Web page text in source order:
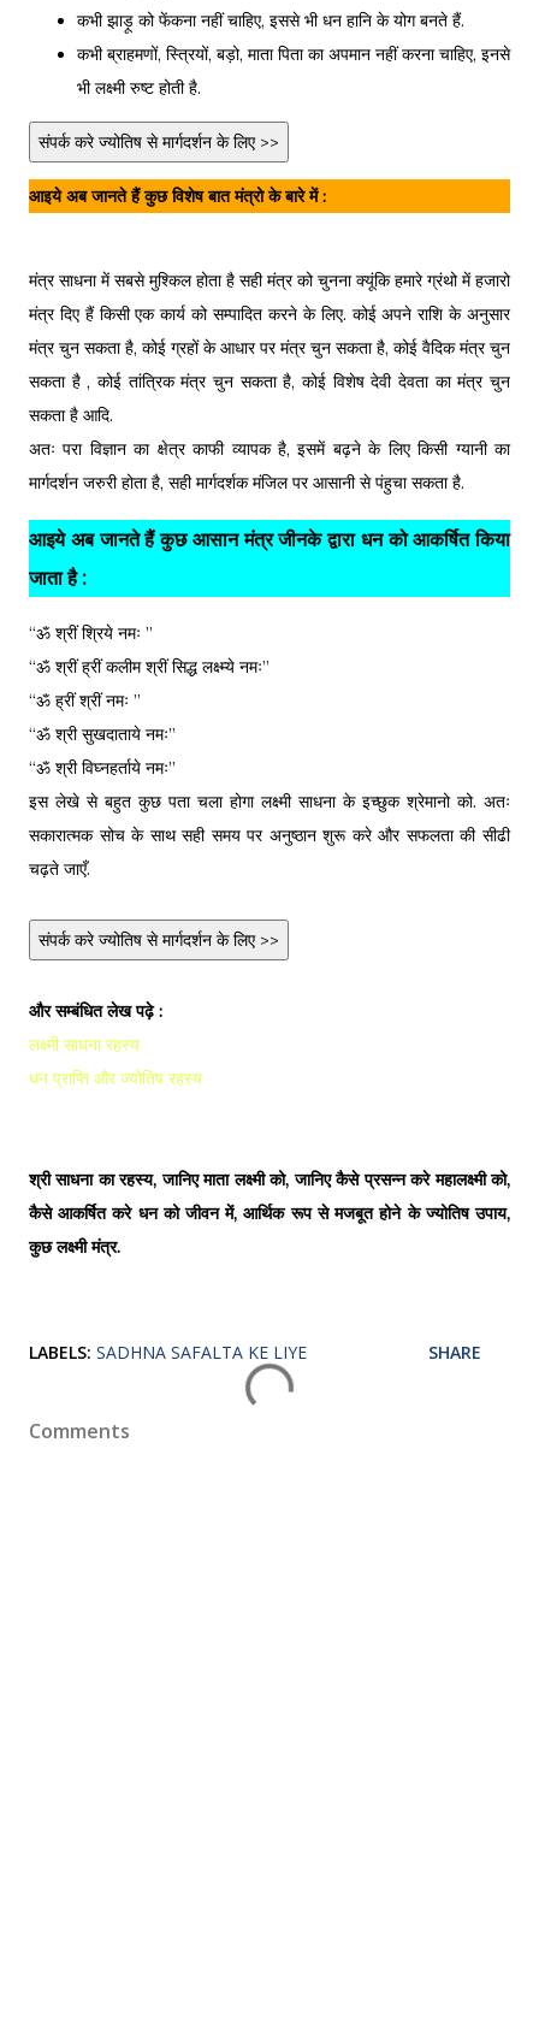
कभी झाड़ू को फेंकना नहीं चाहिए, इससे भी धन हानि के योग बनते हैं.
कभी ब्राहमणों, स्त्रियों, बड़ो, माता पिता का अपमान नहीं करना चाहिए, इनसे
भी लक्ष्मी रुष्ट होती है.
संपर्क करे ज्योतिष से मार्गदर्शन के लिए >>
आइये अब जानते हैं कुछ विशेष बात मंत्रो के बारे में :
मंत्र साधना में सबसे मुश्किल होता है सही मंत्र को चुनना क्यूंकि हमारे ग्रंथो में हजारो
मंत्र दिए हैं किसी एक कार्य को सम्पादित करने के लिए. कोई अपने राशि के अनुसार
मंत्र चुन सकता है, कोई ग्रहों के आधार पर मंत्र चुन सकता है, कोई वैदिक मंत्र चुन
सकता है , कोई तांत्रिक मंत्र चुन सकता है, कोई विशेष देवी देवता का मंत्र चुन
सकता है आदि.
अतः परा विज्ञान का क्षेत्र काफी व्यापक है, इसमें बढ़ने के लिए किसी ग्यानी का
मार्गदर्शन जरुरी होता है, सही मार्गदर्शक मंजिल पर आसानी से पंहुचा सकता है.
आइये अब जानते हैं कुछ आसान मंत्र जीनके द्वारा धन को आकर्षित किया
जाता है :
“ॐ श्रीं श्रिये नमः ”
“ॐ श्रीं ह्रीं कलीम श्रीं सिद्ध लक्ष्म्ये नमः”
“ॐ ह्रीं श्रीं नमः ”
“ॐ श्री सुखदाताये नमः”
“ॐ श्री विघ्नहर्ताये नमः”
इस लेखे से बहुत कुछ पता चला होगा लक्ष्मी साधना के इच्छुक श्रेमानो को. अतः
सकारात्मक सोच के साथ सही समय पर अनुष्ठान शुरू करे और सफलता की सीढी
चढ़ते जाएँ.
संपर्क करे ज्योतिष से मार्गदर्शन के लिए >>
और सम्बंधित लेख पढ़े :
लक्ष्मी साधना रहस्य
धन प्राप्ति और ज्योतिष रहस्य
श्री साधना का रहस्य, जानिए माता लक्ष्मी को, जानिए कैसे प्रसन्न करे महालक्ष्मी को,
कैसे आकर्षित करे धन को जीवन में, आर्थिक रूप से मजबूत होने के ज्योतिष उपाय,
कुछ लक्ष्मी मंत्र.
LABELS: SADHNA SAFALTA KE LIYE SHARE
Comments